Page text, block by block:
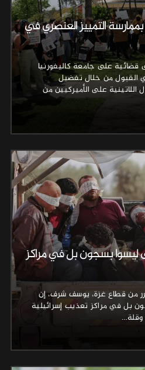
بممارسة التمييز العنصري في
على جامعة كاليفورنيا
القبول من خلال تفضيل
على الأميركيين من
ليسوا بسجون بل في مراكز
من قطاع غزة، يوسف شرف، إن
بل في مراكز تعذيب إسرائيلية
وقلة…